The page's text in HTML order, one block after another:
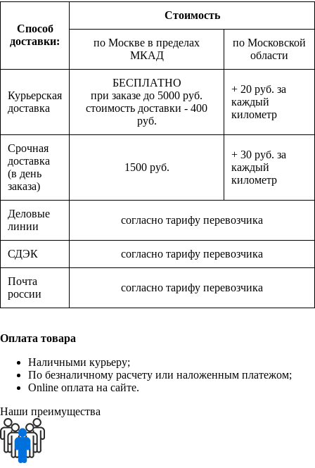
Способ
доставки:
Стоимость
по Москве в пределах
МКАД
по Московской
области
Курьерская
доставка
БЕСПЛАТНО
при заказе до 5000 руб.
стоимость доставки - 400
руб.
+ 20 руб. за
каждый
километр
Срочная
доставка
(в день
заказа)
1500 руб.
+ 30 руб. за
каждый
километр
Деловые
линии
согласно тарифу перевозчика
СДЭК согласно тарифу перевозчика
Почта
россии
согласно тарифу перевозчика
Оплата товара
Наличными курьеру;
По безналичному расчету или наложенным платежом;
Online оплата на сайте.
Наши преимущества